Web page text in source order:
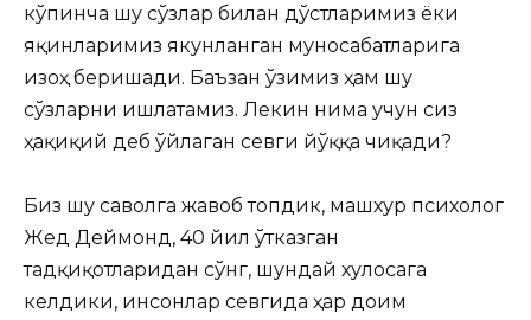
кўпинча шу сўзлар билан дўстларимиз ёки
яқинларимиз якунланган муносабатларига
изоҳ беришади. Баъзан ўзимиз ҳам шу
сўзларни ишлатамиз. Лекин нима учун сиз
ҳақиқий деб ўйлаган севги йўққа чиқади?
Биз шу саволга жавоб топдик, машхур психолог
Жед Деймонд, 40 йил ўтказган
тадқиқотларидан сўнг, шундай хулосага
келдики, инсонлар севгида ҳар доим